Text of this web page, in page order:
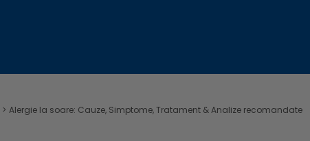
> Alergie la soare: Cauze, Simptome, Tratament & Analize recomandate